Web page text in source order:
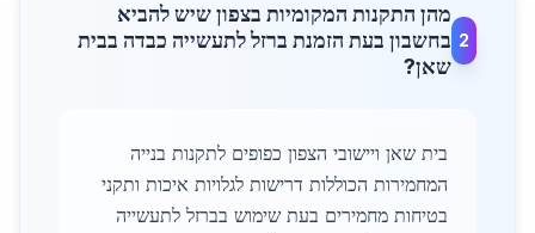
2
מהן התקנות המקומיות בצפון שיש להביא
בחשבון בעת הזמנת ברזל לתעשייה כבדה בבית
שאן?
בית שאן ויישובי הצפון כפופים לתקנות בנייה
המחמירות הכוללות דרישות לגלויות איכות ותקני
בטיחות מחמירים בעת שימוש בברזל לתעשייה